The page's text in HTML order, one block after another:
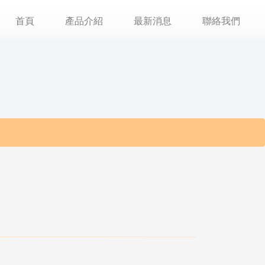
首頁 產品介紹 最新消息 聯絡我們